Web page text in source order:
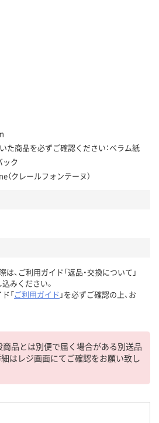
商品を必ずご確認ください：ベラム紙
ック
（クレールフォンテーヌ）
は、ご利用ガイド「返品・交換について」
みください。
「ご利用ガイド 」を必ずご確認の上、お
品とは別便で届く場合がある別送品
はレジ画面にてご確認をお願い致し